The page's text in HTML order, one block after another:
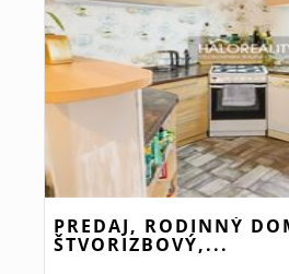
PREDAJ, RODINNÝ
ŠTVORIZBOVÝ,...